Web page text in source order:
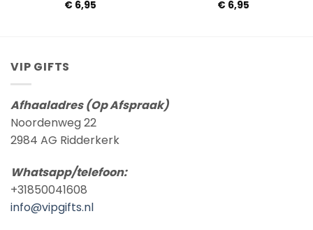
€6,95
€6,95
VIP GIFTS
Afhaaladres (Op Afspraak)
Noordenweg 22
2984 AG Ridderkerk
Whatsapp/telefoon:
+31850041608
info@vipgifts.nl